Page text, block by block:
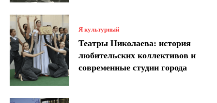
Я культурный
Театры Николаева: история
любительских коллективов и
современные студии города